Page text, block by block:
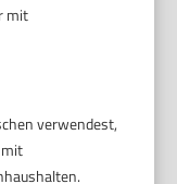
mit
verwendest,